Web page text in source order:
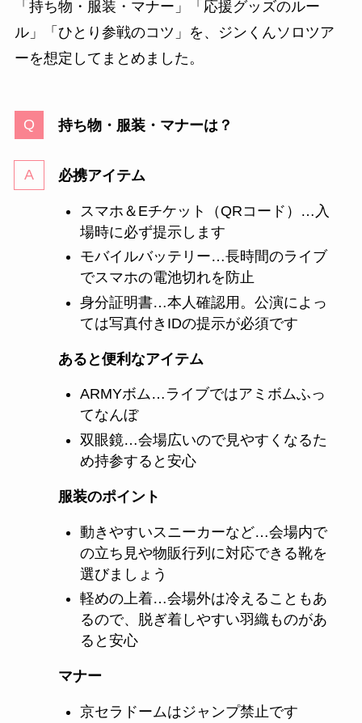
「持ち物・服装・マナー」「応援グッズのルー
ル」「ひとり参戦のコツ」を、ジンくんソロツア
ーを想定してまとめました。
持ち物・服装・マナーは？
必携アイテム
スマホ＆Eチケット（QRコード）…入
場時に必ず提示します
モバイルバッテリー…長時間のライブ
でスマホの電池切れを防止
身分証明書…本人確認用。公演によっ
ては写真付きIDの提示が必須です​
あると便利なアイテム
ARMYボム…ライブではアミボムふっ
てなんぼ
双眼鏡…会場広いので見やすくなるた
め持参すると安心
服装のポイント
動きやすいスニーカーなど…会場内で
の立ち見や物販行列に対応できる靴を
選びましょう​
軽めの上着…会場外は冷えることもあ
るので、脱ぎ着しやすい羽織ものがあ
ると安心
マナー
京セラドームはジャンプ禁止です